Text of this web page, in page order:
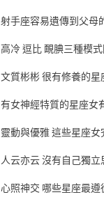
射手座容易遺傳到父母
高冷 逗比 靦腆三種模
文質彬彬 很有修養的星
有女神經特質的星座女
靈動與優雅 這些星座
人云亦云 沒有自己獨立
心照神交 哪些星座最遵